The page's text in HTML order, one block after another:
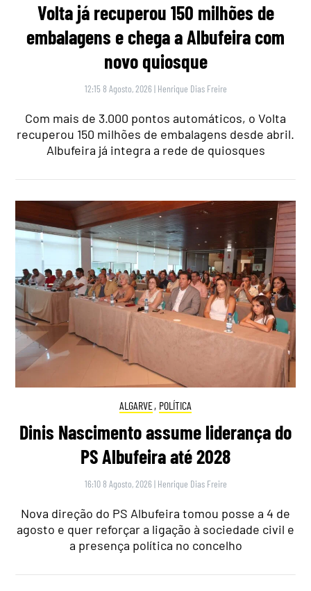
Volta já recuperou 150 milhões de
embalagens e chega a Albufeira com
novo quiosque
12:15 8 Agosto, 2026 | Henrique Dias Freire
Com mais de 3.000 pontos automáticos, o Volta
recuperou 150 milhões de embalagens desde abril.
Albufeira já integra a rede de quiosques
ALGARVE, POLÍTICA
Dinis Nascimento assume liderança do
PS Albufeira até 2028
16:10 8 Agosto, 2026 | Henrique Dias Freire
Nova direção do PS Albufeira tomou posse a 4 de
agosto e quer reforçar a ligação à sociedade civil e
a presença política no concelho